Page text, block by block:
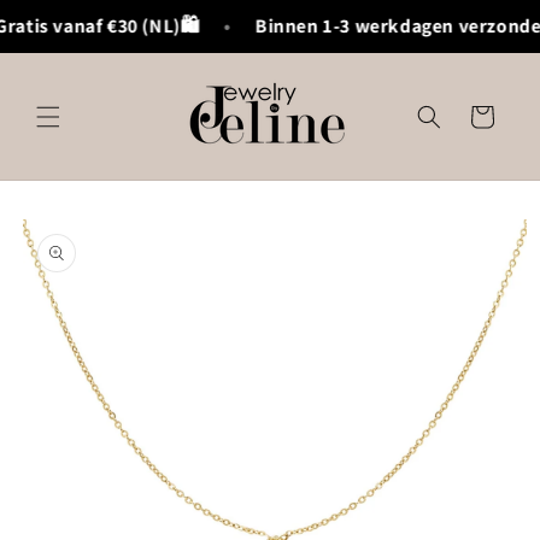
naar de
content
vanaf €30 (NL)🛍️ Binnen 1-3 werkdagen
Winkelwagen
direct naar